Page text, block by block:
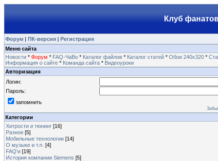
Клуб
Форум | ПК-версия | Регистрация
Меню сайта
Новости * Форум * FAQ-ЧаВо * Каталог файлов * Каталог статей * Обои 240х320 *
Информация о сайте * Команда сайта * Видеоуроки
Авторизация
Логин:
Пароль:
запомнить
Категории
Хитрости и тюнинг [16]
Разное [5]
Мобильные технологии [14]
О музыке и т.п. [4]
FAQ'и [19]
История компании Siemens [5]